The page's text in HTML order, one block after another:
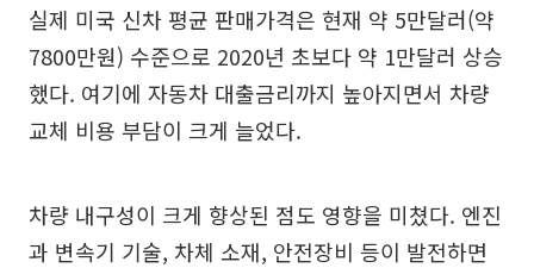
실제 미국 신차 평균 판매가격은 현재 약 5만달러(약
7800만원) 수준으로 2020년 초보다 약 1만달러 상승
했다. 여기에 자동차 대출금리까지 높아지면서 차량
교체 비용 부담이 크게 늘었다.
차량 내구성이 크게 향상된 점도 영향을 미쳤다. 엔진
과 변속기 기술, 차체 소재, 안전장비 등이 발전하면